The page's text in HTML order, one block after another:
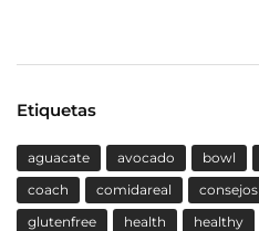
Etiquetas
aguacate avocado bowl
coach
comidareal consejos
glutenfree
health healthy